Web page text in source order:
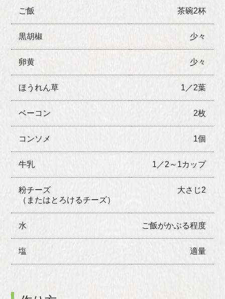
ご飯 茶碗2杯
黒胡椒 少々
卵黄 少々
ほうれん草 1／2葉
ベーコン 2枚
コンソメ 1個
牛乳 1／2～1カップ
粉チーズ
（またはとろけるチーズ）
大さじ2
水 ご飯がかぶる程度
塩 適量